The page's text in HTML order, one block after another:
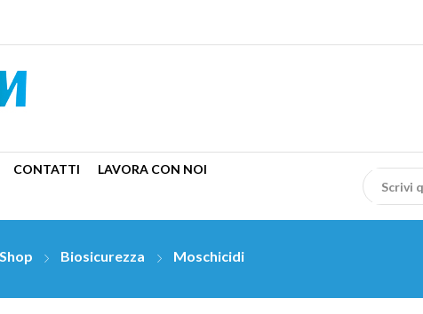
CONTATTI LAVORA CON NOI
Shop Biosicurezza Moschicidi